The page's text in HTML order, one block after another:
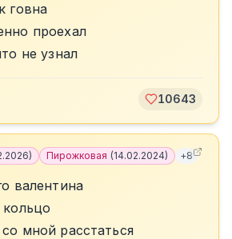
говна
проехал
не узнал
10643
) Пирожковая (14.02.2024) +8
валентина
мной расстаться